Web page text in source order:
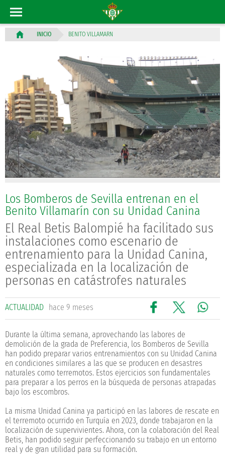
INICIO BENITO VILLAMARN
Los Bomberos de Sevilla entrenan en el
Benito Villamarín con su Unidad Canina
El Real Betis Balompié ha facilitado sus
instalaciones como escenario de
entrenamiento para la Unidad Canina,
especializada en la localización de
personas en catástrofes naturales
ACTUALIDAD hace 9 meses
Durante la última semana, aprovechando las labores de
demolición de la grada de Preferencia, los Bomberos de Sevilla
han podido preparar varios entrenamientos con su Unidad Canina
en condiciones similares a las que se producen en desastres
naturales como terremotos. Estos ejercicios son fundamentales
para preparar a los perros en la búsqueda de personas atrapadas
bajo los escombros.
La misma Unidad Canina ya participó en las labores de rescate en
el terremoto ocurrido en Turquía en 2023, donde trabajaron en la
localización de supervivientes. Ahora, con la colaboración del Real
Betis, han podido seguir perfeccionando su trabajo en un entorno
real y de gran utilidad para su formación.